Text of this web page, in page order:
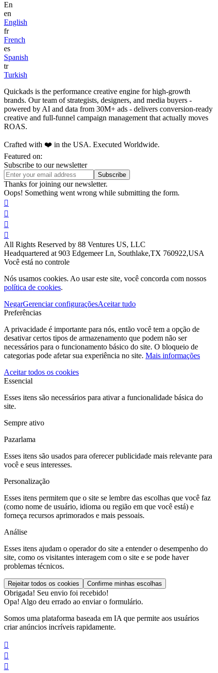
En
en
English
fr
French
es
Spanish
tr
Turkish
Quickads is the performance creative engine for high-growth
brands. Our team of strategists, designers, and media buyers -
powered by AI and data from 30M+ ads - delivers conversion-ready
creative and full-funnel campaign management that actually moves
ROAS.
Crafted with ❤️ in the USA. Executed Worldwide.
Featured on:
Subscribe to our newsletter
Thanks for joining our newsletter.
Oops! Something went wrong while submitting the form.




All Rights Reserved by 88 Ventures US, LLC
Headquartered at 903 Edgemeer Ln, Southlake,TX 760922,USA
Você está no controle
Nós usamos cookies. Ao usar este site, você concorda com nossos
política de cookies.
NegarGerenciar configuraçõesAceitar tudo
Preferências
A privacidade é importante para nós, então você tem a opção de
desativar certos tipos de armazenamento que podem não ser
necessários para o funcionamento básico do site. O bloqueio de
categorias pode afetar sua experiência no site. Mais informações
Aceitar todos os cookies
Essencial
Esses itens são necessários para ativar a funcionalidade básica do
site.
Sempre ativo
Pazarlama
Esses itens são usados para oferecer publicidade mais relevante para
você e seus interesses.
Personalização
Esses itens permitem que o site se lembre das escolhas que você faz
(como nome de usuário, idioma ou região em que você está) e
forneça recursos aprimorados e mais pessoais.
Análise
Esses itens ajudam o operador do site a entender o desempenho do
site, como os visitantes interagem com o site e se pode haver
problemas técnicos.
Obrigada! Seu envio foi recebido!
Opa! Algo deu errado ao enviar o formulário.
Somos uma plataforma baseada em IA que permite aos usuários
criar anúncios incríveis rapidamente.


